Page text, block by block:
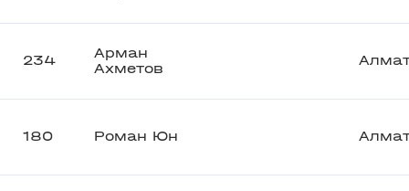
234
Арман
Ахметов
180 Роман Юн